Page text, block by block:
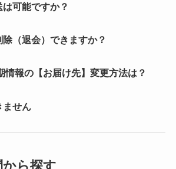
可能ですか？
（退会）できますか？
情報の【お届け先】変更方法は？
ません
ら探す